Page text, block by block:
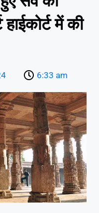
हाईकोर्ट में की
6:33 am